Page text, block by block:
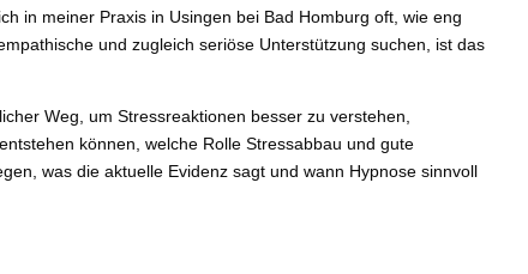
in meiner Praxis in Usingen bei Bad Homburg oft, wie eng
und zugleich seriöse Unterstützung suchen, ist das
Weg, um Stressreaktionen besser zu verstehen,
können, welche Rolle Stressabbau und gute
was die aktuelle Evidenz sagt und wann Hypnose sinnvoll